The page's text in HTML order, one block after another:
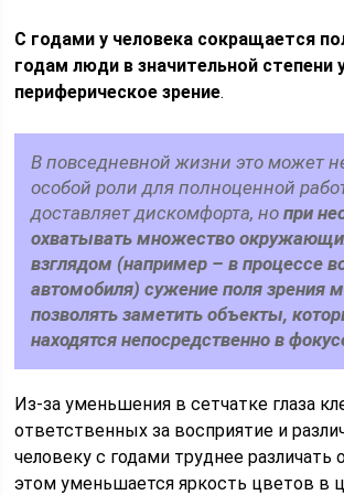
С годами у человека сокращается
годам люди в значительной степени
периферическое зрение.
В повседневной жизни это может
особой роли для полноценной
доставляет дискомфорта, нопри
охватывать множество
взглядом (например – в процессе
автомобиля) сужение поля зрения
позволять заметить объекты,
находятся непосредственно в
Из-за уменьшения в сетчатке глаза
ответственных за восприятие и
человеку с годами труднее различать
этом уменьшается яркость цветов в